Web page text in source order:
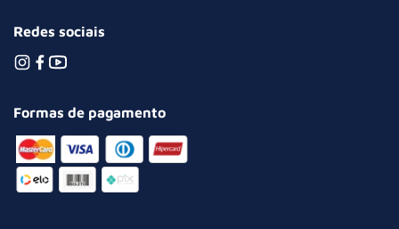
Redes sociais
Formas de pagamento